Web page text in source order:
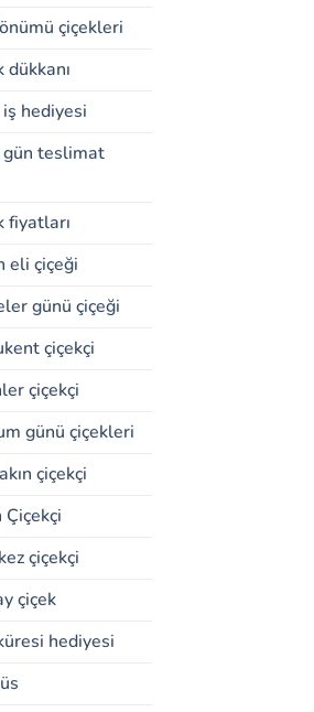
çiçekleri
dükkanı
hediyesi
gün teslimat
fiyatları
eli çiçeği
günü çiçeği
çiçekçi
çiçekçi
günü çiçekleri
çiçekçi
çiçekçi
çiçek
hediyesi